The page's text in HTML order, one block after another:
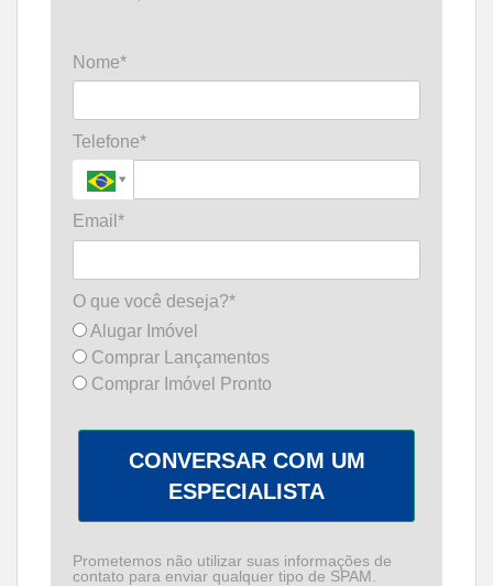
Nome*
Telefone*
Email*
O que você deseja?*
Alugar Imóvel
Comprar Lançamentos
Comprar Imóvel Pronto
CONVERSAR COM UM
ESPECIALISTA
Prometemos não utilizar suas informações de
contato para enviar qualquer tipo de SPAM.